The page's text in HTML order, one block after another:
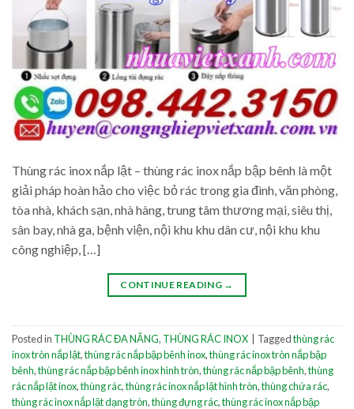
Thùng rác inox nắp lật – thùng rác inox nắp bập bênh là một
giải pháp hoàn hảo cho việc bỏ rác trong gia đình, văn phòng,
tòa nhà, khách sạn, nhà hàng, trung tâm thương mại, siêu thị,
sân bay, nhà ga, bệnh viện, nội khu khu dân cư, nội khu khu
công nghiệp, […]
CONTINUE READING →
Posted in THÙNG RÁC ĐA NĂNG, THÙNG RÁC INOX Taggedthùng rác
inox tròn nắp lật,thùng rác nắp bập bênh inox,thùng rác inox tròn nắp bập
bênh,thùng rác nắp bập bênh inox hình tròn,thùng rác nắp bập bênh,thùng
rác nắp lật inox,thùng rác,thùng rác inox nắp lật hình tròn,thùng chứa rác,
thùng rác inox nắp lật dạng tròn,thùng đựng rác,thùng rác inox nắp bập